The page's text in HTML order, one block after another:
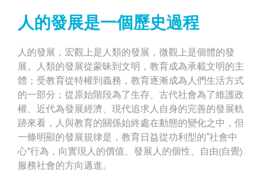
人的發展是一個歷史過程
人的發展，宏觀上是人類的發展，微觀上是個體的發
展。人類的發展從蒙昧到文明，教育成為承載文明的主
體；受教育從特權到義務，教育逐漸成為人們生活方式
的一部分；從原始階段為了生存、古代社會為了維護政
權、近代為發展經濟、現代追求人自身的完善的發展軌
跡來看，人與教育的關係始終處在動態的變化之中，但
一條明顯的發展規律是，教育日益從功利型的“社會中
心”行為，向實現人的價值、發展人的個性、自由(自覺)
服務社會的方向邁進。